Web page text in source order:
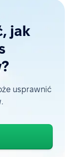
jak
usprawnić